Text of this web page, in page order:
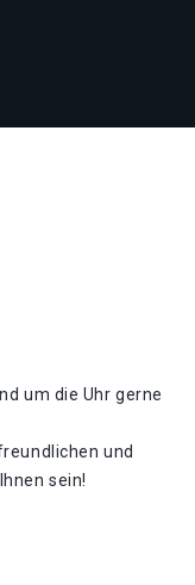
um die Uhr gerne
und
sein!